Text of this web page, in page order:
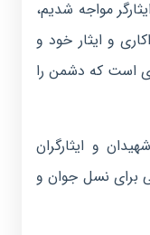
مواجه شدیم،
و ایثار خود و
است که دشمن را
و ایثارگران
برای نسل جوان و